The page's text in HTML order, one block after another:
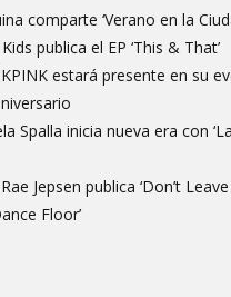
comparte ‘Verano en la
publica el EP ‘This & That’
estará presente en su
Spalla inicia nueva era con ‘La
Jepsen publica ‘Don’t
Floor’